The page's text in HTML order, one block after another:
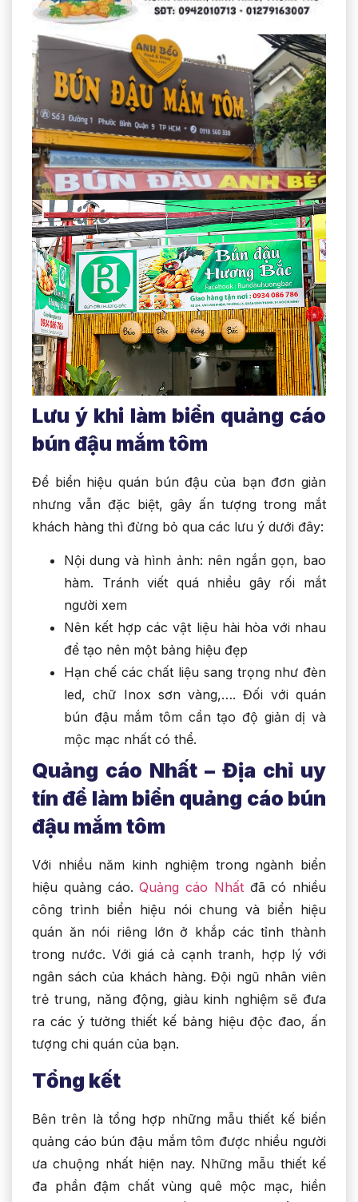
Lưu ý khi làm biển quảng cáo
bún đậu mắm tôm
Để biển hiệu quán bún đậu của bạn đơn giản
nhưng vẫn đặc biệt, gây ấn tượng trong mắt
khách hàng thì đừng bỏ qua các lưu ý dưới đây:
Nội dung và hình ảnh: nên ngắn gọn, bao
hàm. Tránh viết quá nhiều gây rối mắt
người xem
Nên kết hợp các vật liệu hài hòa với nhau
để tạo nên một bảng hiệu đẹp
Hạn chế các chất liệu sang trọng như đèn
led, chữ Inox sơn vàng,…. Đối với quán
bún đậu mắm tôm cần tạo độ giản dị và
mộc mạc nhất có thể.
Quảng cáo Nhất – Địa chỉ uy
tín để làm biển quảng cáo bún
đậu mắm tôm
Với nhiều năm kinh nghiệm trong ngành biển
hiệu quảng cáo.Quảng cáo Nhấtđã có nhiều
công trình biển hiệu nói chung và biển hiệu
quán ăn nói riêng lớn ở khắp các tỉnh thành
trong nước. Với giá cả cạnh tranh, hợp lý với
ngân sách của khách hàng. Đội ngũ nhân viên
trẻ trung, năng động, giàu kinh nghiệm sẽ đưa
ra các ý tưởng thiết kế bảng hiệu độc đao, ấn
tượng chi quán của bạn.
Tổng kết
Bên trên là tổng hợp những mẫu thiết kế biển
quảng cáo bún đậu mắm tôm được nhiều người
ưa chuộng nhất hiện nay. Những mẫu thiết kế
đa phần đậm chất vùng quê mộc mạc, hiền